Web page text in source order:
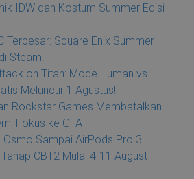
IDW dan Kostum Summer Edisi
Terbesar: Square Enix Summer
Steam!
on Titan: Mode Human vs
Meluncur 1 Agustus!
Rockstar Games Membatalkan
Fokus ke GTA
Osmo Sampai AirPods Pro 3!
CBT2 Mulai 4-11 August